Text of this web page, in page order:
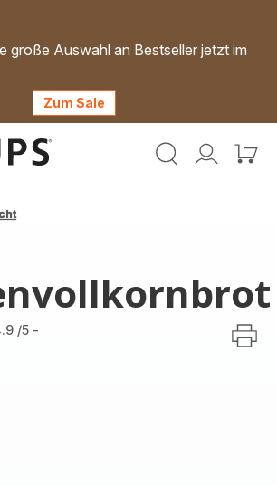
große Auswahl an Bestseller jetzt im
Zum Sale
Mein
Mein
/5 -